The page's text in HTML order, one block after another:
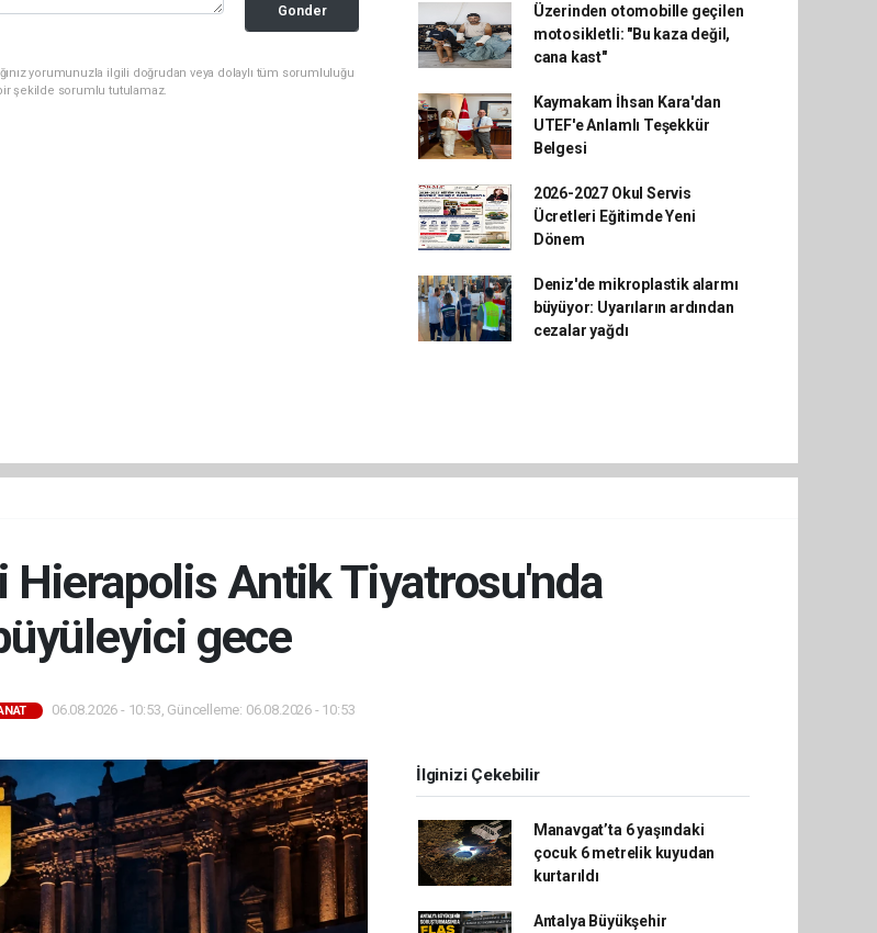
Gonder
yorumunuzla ilgili doğrudan veya dolaylı tüm sorumluluğu
şekilde sorumlu tutulamaz.
Üzerinden otomobille geçilen
motosikletli: "Bu kaza değil,
cana kast"
Kaymakam İhsan Kara'dan
UTEF'e Anlamlı Teşekkür
Belgesi
2026-2027 Okul Servis
Ücretleri Eğitimde Yeni
Dönem
Deniz'de mikroplastik alarmı
büyüyor: Uyarıların ardından
cezalar yağdı
Hierapolis Antik Tiyatrosu'nda
gece
06.08.2026 - 10:53, Güncelleme: 06.08.2026 - 10:53
İlginizi Çekebilir
Manavgat’ta 6 yaşındaki
çocuk 6 metrelik kuyudan
kurtarıldı
Antalya Büyükşehir